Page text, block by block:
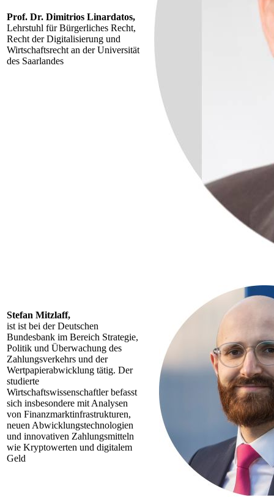
Prof. Dr. Dimitrios Linardatos,
Lehrstuhl für Bürgerliches Recht,
Recht der Digitalisierung und
Wirtschaftsrecht an der Universität
des Saarlandes
Stefan Mitzlaff,
ist ist bei der Deutschen
Bundesbank im Bereich Strategie,
Politik und Überwachung des
Zahlungsverkehrs und der
Wertpapierabwicklung tätig. Der
studierte
Wirtschaftswissenschaftler befasst
sich insbesondere mit Analysen
von Finanzmarktinfrastrukturen,
neuen Abwicklungstechnologien
und innovativen Zahlungsmitteln
wie Kryptowerten und digitalem
Geld